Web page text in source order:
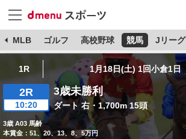
MLB ゴルフ 高校野球 競馬 Jリーグ
1R 1月18日(土) 1回小倉1日
2R
10:20
3歳未勝利
ダート 右・1,700m 15頭
3歳 A03 馬齢
本賞金：51、20、13、8、5万円